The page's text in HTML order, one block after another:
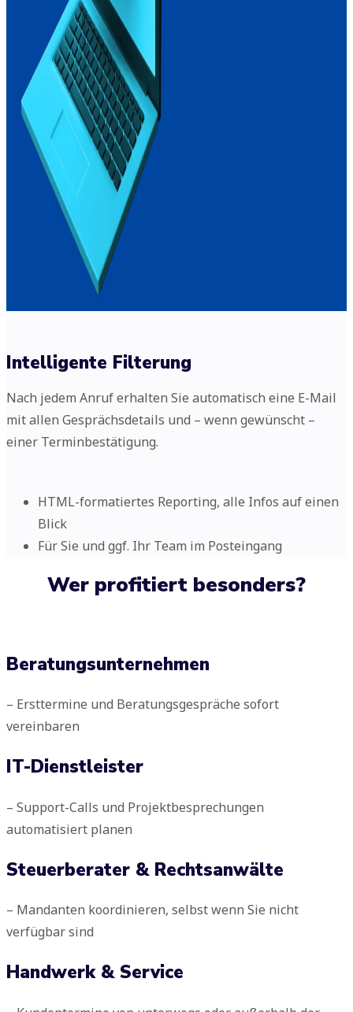
Intelligente Filterung
Nach jedem Anruf erhalten Sie automatisch eine E-Mail
mit allen Gesprächsdetails und – wenn gewünscht –
einer Terminbestätigung.
HTML-formatiertes Reporting, alle Infos auf einen
Blick
Für Sie und ggf. Ihr Team im Posteingang
Wer profitiert besonders?
Beratungsunternehmen
– Ersttermine und Beratungsgespräche sofort
vereinbaren
IT-Dienstleister
– Support-Calls und Projektbesprechungen
automatisiert planen
Steuerberater & Rechtsanwälte
– Mandanten koordinieren, selbst wenn Sie nicht
verfügbar sind
Handwerk & Service